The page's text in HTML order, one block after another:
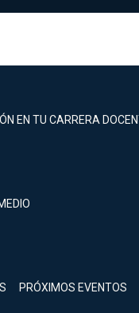
EN TU CARRERA
PRÓXIMOS EVENTOS